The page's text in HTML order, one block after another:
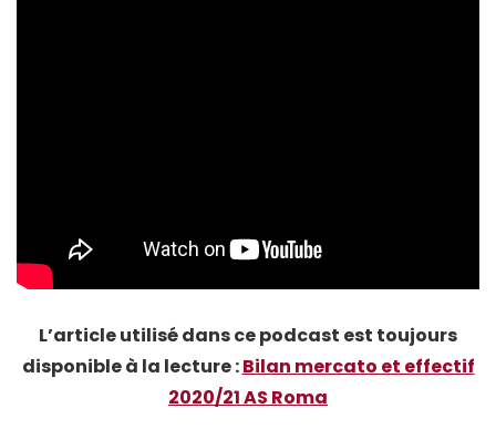
L’article utilisé dans ce podcast est toujours
disponible à la lecture :Bilan mercato et effectif
2020/21 AS Roma